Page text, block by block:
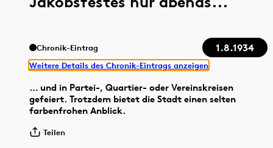
Chronik-Eintrag 1.8.1934
Weitere Details des Chronik-Eintrags anzeigen
… und in Partei-, Quartier- oder Vereinskreisen
gefeiert. Trotzdem bietet die Stadt einen selten
farbenfrohen Anblick.
Teilen